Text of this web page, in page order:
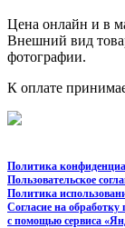
Цена онлайн и в
Внешний вид
фотографии.
К оплате
Политика
Пользовательское
Политика
Согласие на
с помощью сервиса